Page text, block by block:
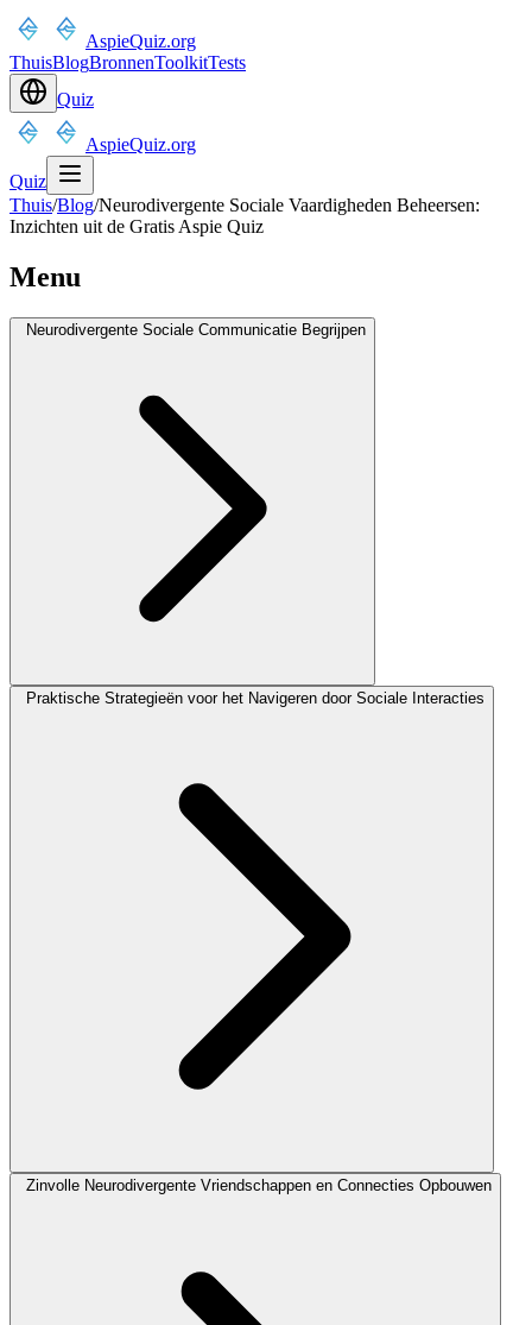
AspieQuiz.org
ThuisBlogBronnenToolkitTests
Quiz
AspieQuiz.org
Quiz
Thuis/Blog/Neurodivergente Sociale Vaardigheden Beheersen:
Inzichten uit de Gratis Aspie Quiz
Menu
Neurodivergente Sociale Communicatie Begrijpen
Praktische Strategieën voor het Navigeren door Sociale Interacties
Zinvolle Neurodivergente Vriendschappen en Connecties Opbouwen